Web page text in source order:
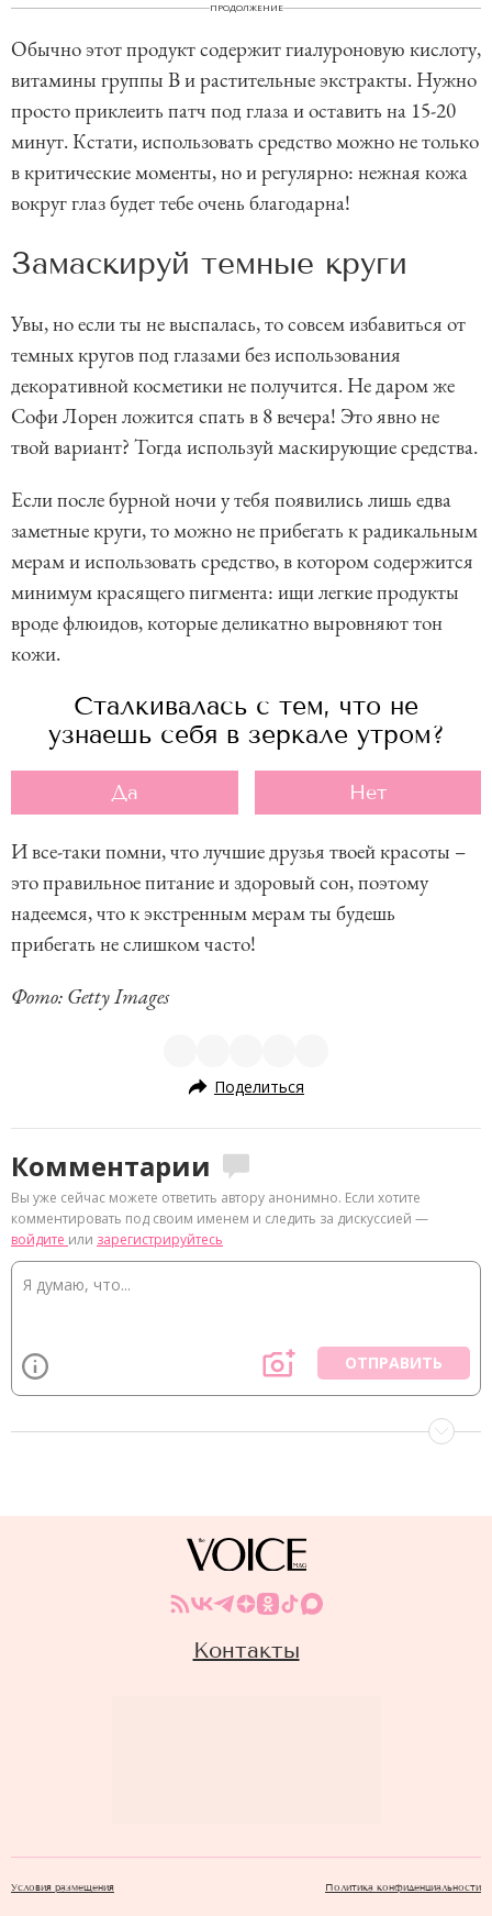
ПРОДОЛЖЕНИЕ
Обычно этот продукт содержит гиалуроновую кислоту,
витамины группы В и растительные экстракты. Нужно
просто приклеить патч под глаза и оставить на 15-20
минут. Кстати, использовать средство можно не только
в критические моменты, но и регулярно: нежная кожа
вокруг глаз будет тебе очень благодарна!
Замаскируй темные круги
Увы, но если ты не выспалась, то совсем избавиться от
темных кругов под глазами без использования
декоративной косметики не получится. Не даром же
Софи Лорен ложится спать в 8 вечера! Это явно не
твой вариант? Тогда используй маскирующие средства.
Если после бурной ночи у тебя появились лишь едва
заметные круги, то можно не прибегать к радикальным
мерам и использовать средство, в котором содержится
минимум красящего пигмента: ищи легкие продукты
вроде флюидов, которые деликатно выровняют тон
кожи.
Сталкивалась с тем, что не
узнаешь себя в зеркале утром?
Да Нет
И все-таки помни, что лучшие друзья твоей красоты –
это правильное питание и здоровый сон, поэтому
надеемся, что к экстренным мерам ты будешь
прибегать не слишком часто!
Фото: Getty Images
Поделиться
Комментарии
Вы уже сейчас можете ответить автору анонимно. Если хотите
комментировать под своим именем и следить за дискуссией —
войдите или зарегистрируйтесь
ОТПРАВИТЬ
Контакты
Условия размещения Политика конфиденциальности